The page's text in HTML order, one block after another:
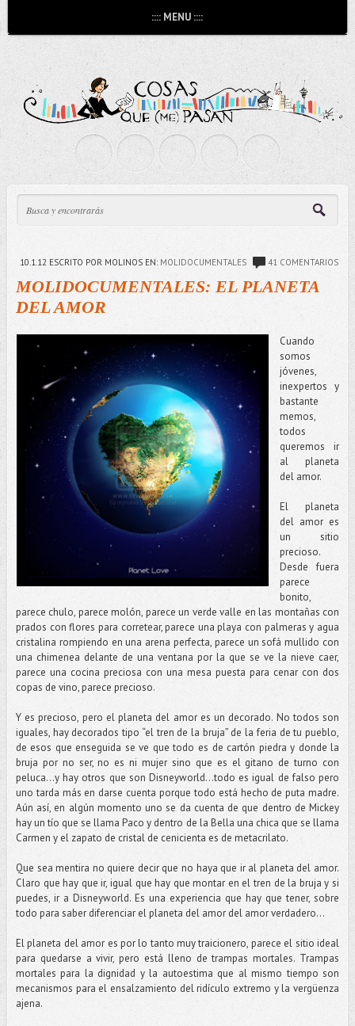
:::: MENU ::::
10.1.12 ESCRITO POR MOLINOS EN: MOLIDOCUMENTALES 41 COMENTARIOS
MOLIDOCUMENTALES: EL PLANETA
DEL AMOR
Cuando
somos
jóvenes,
inexpertos y
bastante
memos,
todos
queremos ir
al planeta
del amor.
El planeta
del amor es
un sitio
precioso.
Desde fuera
parece
bonito,
parece chulo, parece molón, parece un verde valle en las montañas con
prados con flores para corretear, parece una playa con palmeras y agua
cristalina rompiendo en una arena perfecta, parece un sofá mullido con
una chimenea delante de una ventana por la que se ve la nieve caer,
parece una cocina preciosa con una mesa puesta para cenar con dos
copas de vino, parece precioso.
Y es precioso, pero el planeta del amor es un decorado. No todos son
iguales, hay decorados tipo “el tren de la bruja” de la feria de tu pueblo,
de esos que enseguida se ve que todo es de cartón piedra y donde la
bruja por no ser, no es ni mujer sino que es el gitano de turno con
peluca…y hay otros que son Disneyworld…todo es igual de falso pero
uno tarda más en darse cuenta porque todo está hecho de puta madre.
Aún así, en algún momento uno se da cuenta de que dentro de Mickey
hay un tío que se llama Paco y dentro de la Bella una chica que se llama
Carmen y el zapato de cristal de cenicienta es de metacrilato.
Que sea mentira no quiere decir que no haya que ir al planeta del amor.
Claro que hay que ir, igual que hay que montar en el tren de la bruja y si
puedes, ir a Disneyworld. Es una experiencia que hay que tener, sobre
todo para saber diferenciar el planeta del amor del amor verdadero...
El planeta del amor es por lo tanto muy traicionero, parece el sitio ideal
para quedarse a vivir, pero está lleno de trampas mortales. Trampas
mortales para la dignidad y la autoestima que al mismo tiempo son
mecanismos para el ensalzamiento del ridículo extremo y la vergüenza
ajena.